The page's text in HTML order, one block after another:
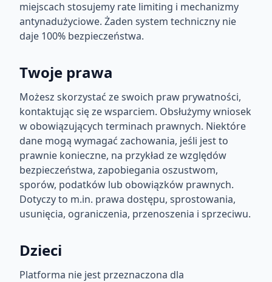
miejscach stosujemy rate limiting i mechanizmy
antynadużyciowe. Żaden system techniczny nie
daje 100% bezpieczeństwa.
Twoje prawa
Możesz skorzystać ze swoich praw prywatności,
kontaktując się ze wsparciem. Obsłużymy wniosek
w obowiązujących terminach prawnych. Niektóre
dane mogą wymagać zachowania, jeśli jest to
prawnie konieczne, na przykład ze względów
bezpieczeństwa, zapobiegania oszustwom,
sporów, podatków lub obowiązków prawnych.
Dotyczy to m.in. prawa dostępu, sprostowania,
usunięcia, ograniczenia, przenoszenia i sprzeciwu.
Dzieci
Platforma nie jest przeznaczona dla